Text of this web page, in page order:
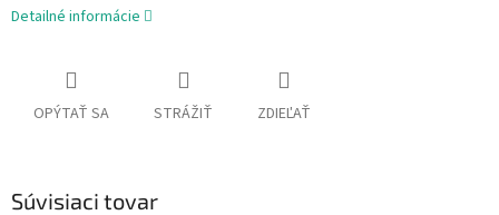
Detailné informácie
OPÝTAŤ SA STRÁŽIŤ ZDIEĽAŤ
Súvisiaci tovar